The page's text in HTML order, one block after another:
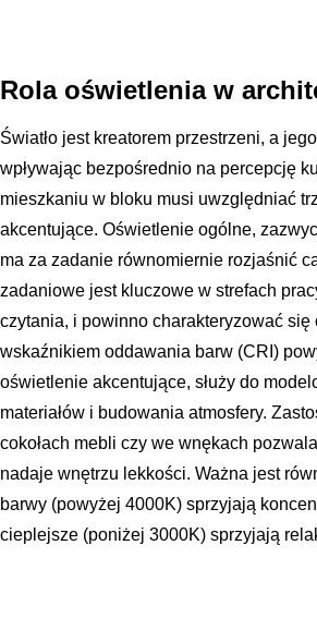
Rola oświetlenia w
Światło jest kreatorem przestrzeni, a
wpływając bezpośrednio na percepcję
mieszkaniu w bloku musi uwzględniać
akcentujące. Oświetlenie ogólne,
ma za zadanie równomiernie rozjaśnić
zadaniowe jest kluczowe w strefach
czytania, i powinno charakteryzować
wskaźnikiem oddawania barw (CRI)
oświetlenie akcentujące, służy do
materiałów i budowania atmosfery.
cokołach mebli czy we wnękach
nadaje wnętrzu lekkości. Ważna jest
barwy (powyżej 4000K) sprzyjają
cieplejsze (poniżej 3000K) sprzyjają